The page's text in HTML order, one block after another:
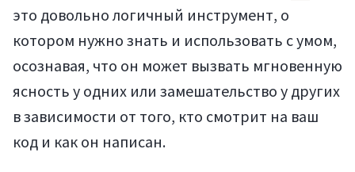
это довольно логичный инструмент, о
котором нужно знать и использовать с умом,
осознавая, что он может вызвать мгновенную
ясность у одних или замешательство у других
в зависимости от того, кто смотрит на ваш
код и как он написан.